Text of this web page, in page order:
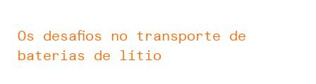
Os desafios no transporte de
baterias de lítio